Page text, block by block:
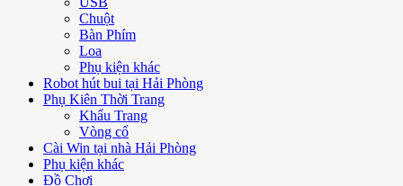
Chuột
Bàn Phím
Loa
Phụ kiện khác
Robot hút bui tại Hải Phòng
Phụ Kiên Thời Trang
Khẩu Trang
Vòng cổ
Cài Win tại nhà Hải Phòng
Phụ kiện khác
Đồ Chơi